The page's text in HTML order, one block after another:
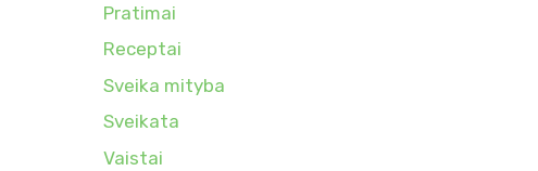
Pratimai
Receptai
Sveika mityba
Sveikata
Vaistai